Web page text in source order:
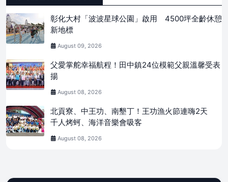
彰化大村「波波星球公園」啟用 4500坪全齡休憩
新地標
August 09, 2026
父愛掌舵幸福航程！田中鎮24位模範父親溫馨受表
揚
August 08, 2026
北貢寮、中王功、南墾丁！王功漁火節連嗨2天
千人烤蚵、海洋音樂會吸客
August 08, 2026